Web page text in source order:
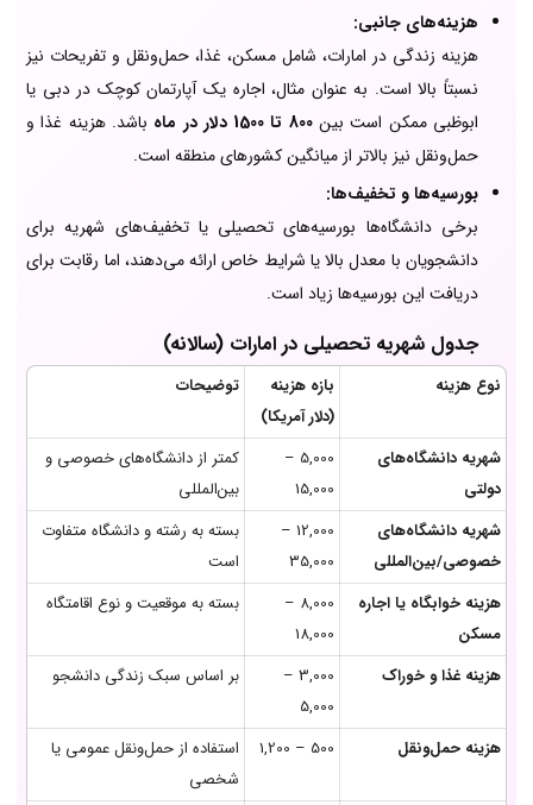
هزینه‌های جانبی:
هزینه زندگی در امارات، شامل مسکن، غذا، حمل‌ونقل و تفریحات نیز
نسبتاً بالا است. به عنوان مثال، اجاره یک آپارتمان کوچک در دبی یا
ابوظبی ممکن است بین800 تا 1500 دلار در ماه
باشد. هزینه غذا و
حمل‌ونقل نیز بالاتر از میانگین کشورهای منطقه است.
بورسیه‌ها و تخفیف‌ها:
برخی دانشگاه‌ها بورسیه‌های تحصیلی یا تخفیف‌های شهریه برای
دانشجویان با معدل بالا یا شرایط خاص ارائه می‌دهند، اما رقابت برای
دریافت این بورسیه‌ها زیاد است.
جدول شهریه تحصیلی در امارات (سالانه)
نوع هزینه
بازه هزینه
(دلار آمریکا)
توضیحات
شهریه دانشگاه‌های
دولتی
5,000 –
15,000
کمتر از دانشگاه‌های خصوصی و
بین‌المللی
شهریه دانشگاه‌های
خصوصی/بین‌المللی
12,000 –
35,000
بسته به رشته و دانشگاه متفاوت
است
هزینه خوابگاه یا اجاره
مسکن
8,000 –
18,000
بسته به موقعیت و نوع اقامتگاه
هزینه غذا و خوراک
3,000 –
5,000
بر اساس سبک زندگی دانشجو
هزینه حمل‌ونقل 500 – 1,200
استفاده از حمل‌ونقل عمومی یا
شخصی